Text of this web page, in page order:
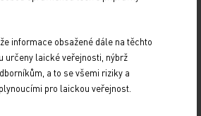
Controversies in Neurology
informace obsažené dále na těchto
určeny laické veřejnosti, nýbrž
a to se všemi riziky a
pro laickou veřejnost.